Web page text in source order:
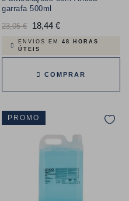
garrafa 500ml
Preço
normal
23,05 € 18,44 €Preço
ENVIOS EM 48 HORAS
ÚTEIS
COMPRAR
PROMO